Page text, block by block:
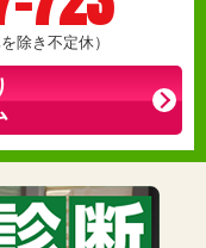
除き不定休）